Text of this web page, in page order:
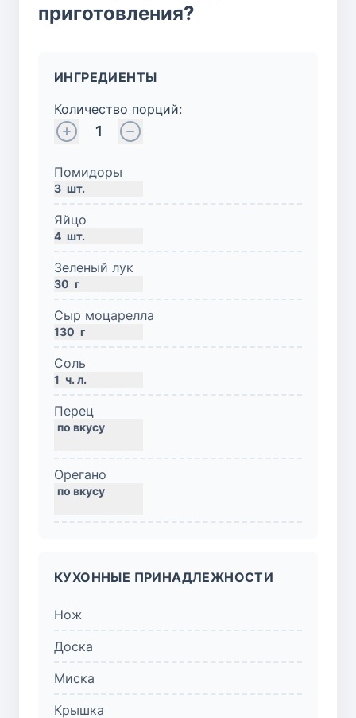
приготовления?
ИНГРЕДИЕНТЫ
Количество порций:
1
Помидоры
3 шт.
Яйцо
4 шт.
Зеленый лук
30 г
Сыр моцарелла
130 г
Соль
1 ч. л.
Перец
Орегано
КУХОННЫЕ ПРИНАДЛЕЖНОСТИ
Нож
Доска
Миска
Крышка